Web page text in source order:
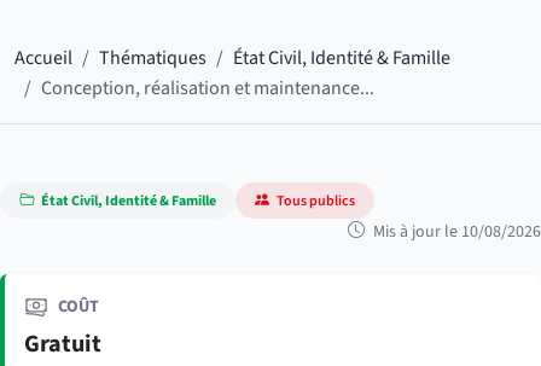
Accueil Thématiques
État Civil, Identité & Famille
Conception, réalisation et maintenance...
État Civil, Identité & Famille Tous publics
Mis à jour le 10/08/2026
COÛT
Gratuit